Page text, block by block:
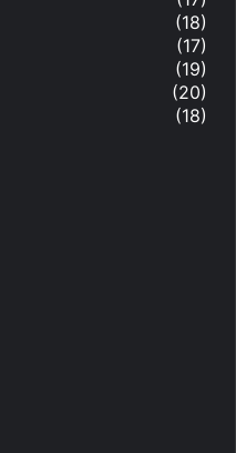
(18)
(17)
(19)
(20)
(18)